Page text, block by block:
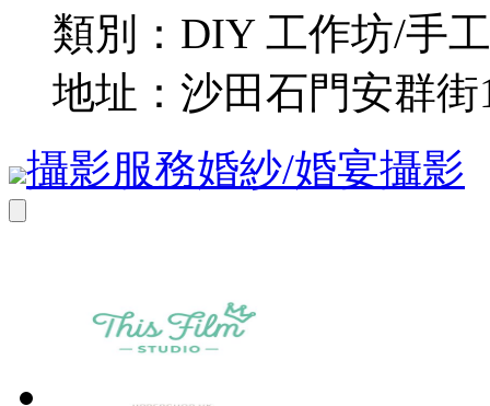
類別： DIY 工作坊/手
地址： 沙田石門安群
攝影服務婚紗/婚宴攝影